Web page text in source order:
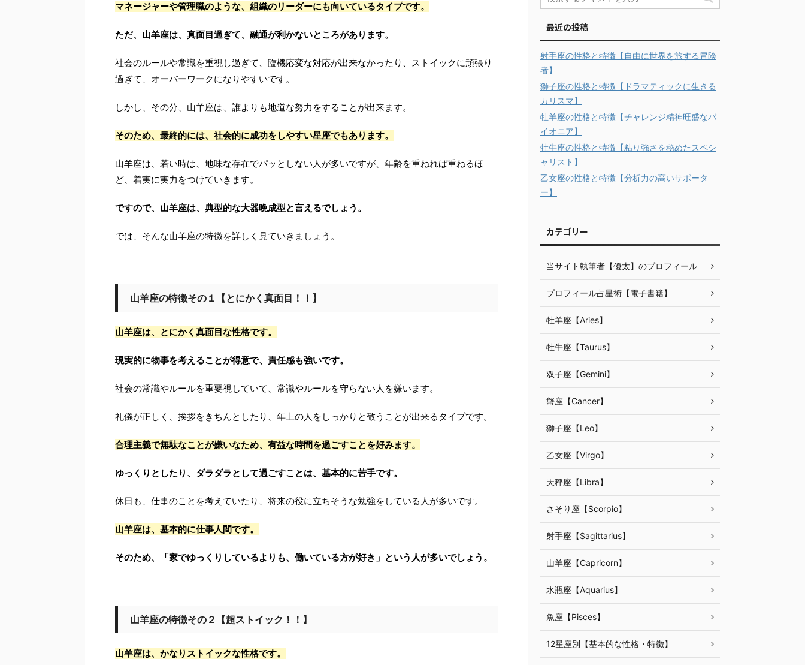
マネージャーや管理職のような、組織のリーダーにも向いているタイプです。
ただ、山羊座は、真面目過ぎて、融通が利かないところがあります。
社会のルールや常識を重視し過ぎて、臨機応変な対応が出来なかったり、ストイックに頑張り
過ぎて、オーバーワークになりやすいです。
しかし、その分、山羊座は、誰よりも地道な努力をすることが出来ます。
そのため、最終的には、社会的に成功をしやすい星座でもあります。
山羊座は、若い時は、地味な存在でパッとしない人が多いですが、年齢を重ねれば重ねるほ
ど、着実に実力をつけていきます。
ですので、山羊座は、典型的な大器晩成型と言えるでしょう。
では、そんな山羊座の特徴を詳しく見ていきましょう。
山羊座の特徴その１【とにかく真面目！！】
山羊座は、とにかく真面目な性格です。
現実的に物事を考えることが得意で、責任感も強いです。
社会の常識やルールを重要視していて、常識やルールを守らない人を嫌います。
礼儀が正しく、挨拶をきちんとしたり、年上の人をしっかりと敬うことが出来るタイプです。
合理主義で無駄なことが嫌いなため、有益な時間を過ごすことを好みます。
ゆっくりとしたり、ダラダラとして過ごすことは、基本的に苦手です。
休日も、仕事のことを考えていたり、将来の役に立ちそうな勉強をしている人が多いです。
山羊座は、基本的に仕事人間です。
そのため、「家でゆっくりしているよりも、働いている方が好き」という人が多いでしょう。
山羊座の特徴その２【超ストイック！！】
山羊座は、かなりストイックな性格です。
最近の投稿
射手座の性格と特徴【自由に世界を旅する冒険
者】
獅子座の性格と特徴【ドラマティックに生きる
カリスマ】
牡羊座の性格と特徴【チャレンジ精神旺盛なパ
イオニア】
牡牛座の性格と特徴【粘り強さを秘めたスペシ
ャリスト】
乙女座の性格と特徴【分析力の高いサポータ
ー】
カテゴリー
当サイト執筆者【優太】のプロフィール
プロフィール占星術【電子書籍】
牡羊座【Aries】
牡牛座【Taurus】
双子座【Gemini】
蟹座【Cancer】
獅子座【Leo】
乙女座【Virgo】
天秤座【Libra】
さそり座【Scorpio】
射手座【Sagittarius】
山羊座【Capricorn】
水瓶座【Aquarius】
魚座【Pisces】
12星座別【基本的な性格・特徴】